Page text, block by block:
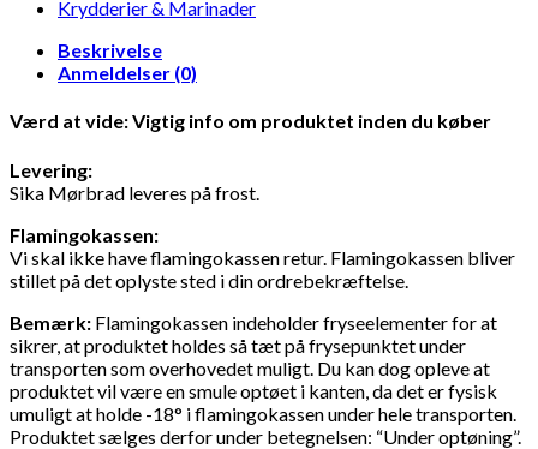
Krydderier & Marinader
Beskrivelse
Anmeldelser (0)
Værd at vide: Vigtig info om produktet inden du køber
Levering:
Sika Mørbrad leveres på frost.
Flamingokassen:
Vi skal ikke have flamingokassen retur. Flamingokassen bliver
stillet på det oplyste sted i din ordrebekræftelse.
Bemærk: Flamingokassen indeholder fryseelementer for at
sikrer, at produktet holdes så tæt på frysepunktet under
transporten som overhovedet muligt. Du kan dog opleve at
produktet vil være en smule optøet i kanten, da det er fysisk
umuligt at holde -18° i flamingokassen under hele transporten.
Produktet sælges derfor under betegnelsen: “Under optøning”.